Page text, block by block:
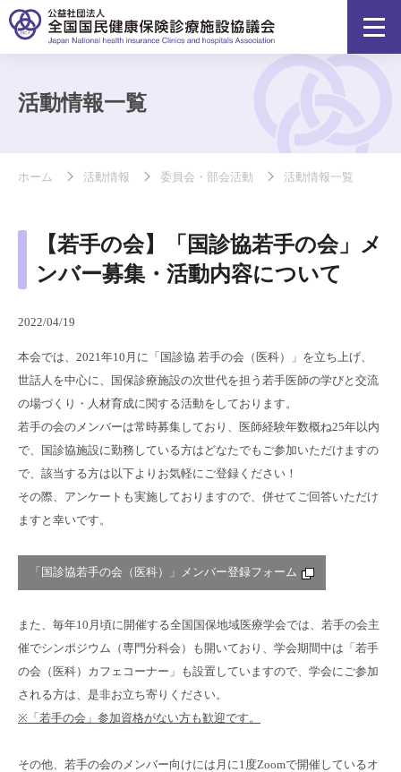
活動情報一覧
ホーム 活動情報 委員会・部会活動 活動情報一覧
【若手の会】「国診協若手の会」メ
ンバー募集・活動内容について
2022/04/19
本会では、2021年10月に「国診協 若手の会（医科）」を立ち上げ、
世話人を中心に、国保診療施設の次世代を担う若手医師の学びと交流
の場づくり・人材育成に関する活動をしております。
若手の会のメンバーは常時募集しており、医師経験年数概ね25年以内
で、国診協施設に勤務している方はどなたでもご参加いただけますの
で、該当する方は以下よりお気軽にご登録ください！
その際、アンケートも実施しておりますので、併せてご回答いただけ
ますと幸いです。
「国診協若手の会（医科）」メンバー登録フォーム
また、毎年10月頃に開催する全国国保地域医療学会では、若手の会主
催でシンポジウム（専門分科会）も開いており、学会期間中は「若手
の会（医科）カフェコーナー」も設置していますので、学会にご参加
される方は、是非お立ち寄りください。
※「若手の会」参加資格がない方も歓迎です。
その他、若手の会のメンバー向けには月に1度Zoomで開催しているオ